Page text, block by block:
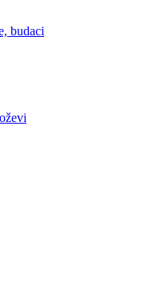
budaci